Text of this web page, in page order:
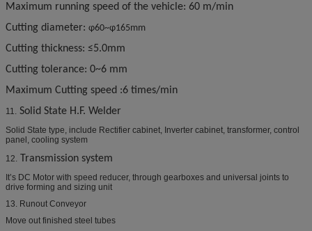
Maximum running speed of the vehicle: 60 m/min
Cutting diameter: φ60~φ165mm
Cutting thickness: ≤5.0mm
Cutting tolerance: 0~6 mm
Maximum Cutting speed :6 times/min
11. Solid State H.F. Welder
Solid State type, include Rectifier cabinet, Inverter cabinet, transformer, control
panel, cooling system
12. Transmission system
It’s DC Motor with speed reducer, through gearboxes and universal joints to
drive forming and sizing unit
13. Runout Conveyor
Move out finished steel tubes